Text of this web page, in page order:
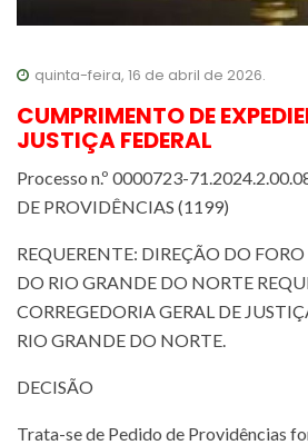
quinta-feira, 16 de abril de 2026.
CUMPRIMENTO DE
JUSTIÇA FEDERAL
Processo n.º 0000723-
DE PROVIDÊNCIAS (1199)
REQUERENTE: DIREÇÃO DO FORO
DO RIO GRANDE DO NORTE
CORREGEDORIA GERAL DE
RIO GRANDE DO NORTE.
DECISÃO
Trata-se de Pedido de Providências